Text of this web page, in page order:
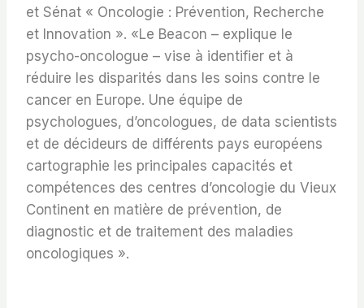
et Sénat « Oncologie : Prévention, Recherche
et Innovation ». «Le Beacon – explique le
psycho-oncologue – vise à identifier et à
réduire les disparités dans les soins contre le
cancer en Europe. Une équipe de
psychologues, d’oncologues, de data scientists
et de décideurs de différents pays européens
cartographie les principales capacités et
compétences des centres d’oncologie du Vieux
Continent en matière de prévention, de
diagnostic et de traitement des maladies
oncologiques ».